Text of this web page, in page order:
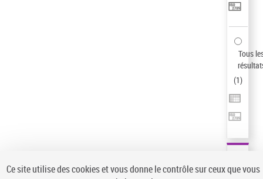
Pays
Tous
(1)
Ce site utilise des cookies et vous donne le contrôle sur ceux que vous